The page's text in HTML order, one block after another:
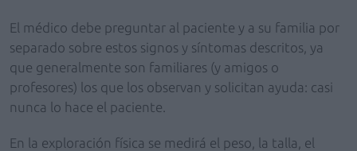
El médico debe preguntar al paciente y a su familia por
separado sobre estos signos y síntomas descritos, ya
que generalmente son familiares (y amigos o
profesores) los que los observan y solicitan ayuda: casi
nunca lo hace el paciente.
En la exploración física se medirá el peso, la talla, el